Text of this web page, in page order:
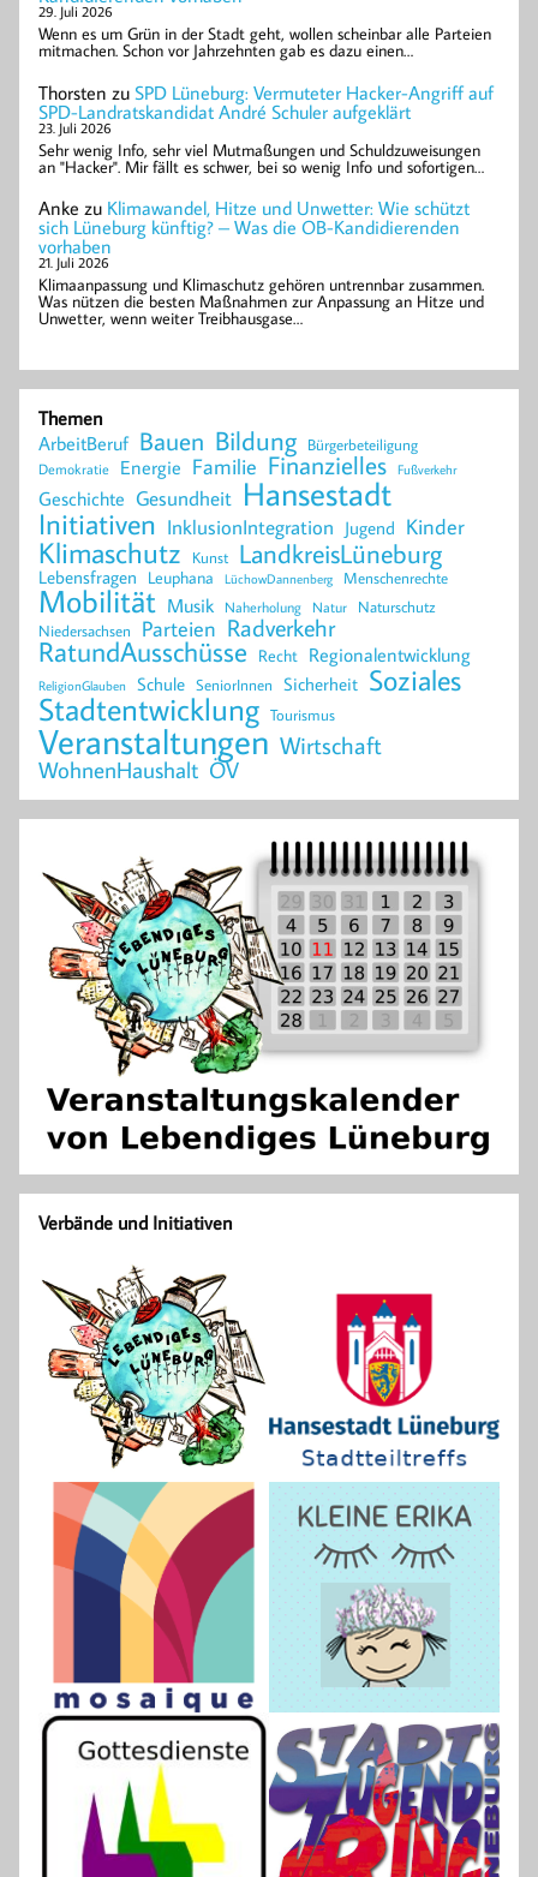
29. Juli 2026
Wenn es um Grün in der Stadt geht, wollen scheinbar alle Parteien
mitmachen. Schon vor Jahrzehnten gab es dazu einen…
Thorsten zu SPD Lüneburg: Vermuteter Hacker-Angriff auf
SPD-Landratskandidat André Schuler aufgeklärt
23. Juli 2026
Sehr wenig Info, sehr viel Mutmaßungen und Schuldzuweisungen
an "Hacker". Mir fällt es schwer, bei so wenig Info und sofortigen…
Anke zu Klimawandel, Hitze und Unwetter: Wie schützt
sich Lüneburg künftig? – Was die OB-Kandidierenden
vorhaben
21. Juli 2026
Klimaanpassung und Klimaschutz gehören untrennbar zusammen.
Was nützen die besten Maßnahmen zur Anpassung an Hitze und
Unwetter, wenn weiter Treibhausgase…
Themen
ArbeitBeruf Bauen Bildung Bürgerbeteiligung
Demokratie Energie Familie Finanzielles Fußverkehr
Geschichte Gesundheit Hansestadt
Initiativen InklusionIntegration Jugend Kinder
Klimaschutz Kunst LandkreisLüneburg
Lebensfragen Leuphana LüchowDannenberg Menschenrechte
Mobilität Musik Naherholung Natur Naturschutz
Niedersachsen Parteien Radverkehr
RatundAusschüsse Recht Regionalentwicklung
ReligionGlauben Schule SeniorInnen Sicherheit Soziales
Stadtentwicklung Tourismus
Veranstaltungen Wirtschaft
WohnenHaushalt ÖV
Verbände und Initiativen